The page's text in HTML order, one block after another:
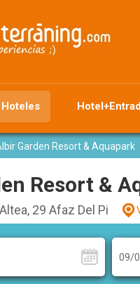
Hoteles
Garden Resort & Aquapark
Resort &
29 Afaz Del Pi